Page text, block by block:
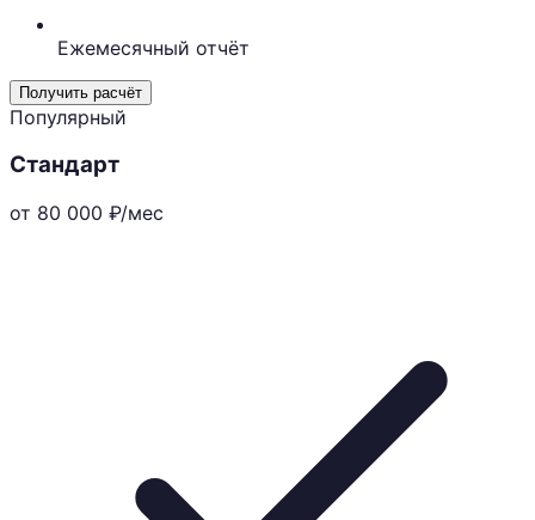
Ежемесячный отчёт
Получить расчёт
Популярный
Стандарт
от 80 000 ₽/мес